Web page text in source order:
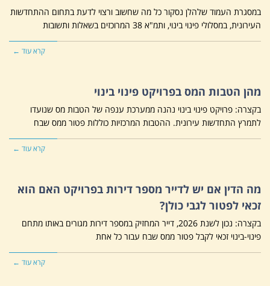
במסגרת העמוד שלהלן נסקור כל מה שחשוב ורצוי לדעת בתחום ההתחדשות
העירונית, במסלולי פינוי בינוי, ותמ"א 38 המרוכזים בשאלות ותשובות
קרא עוד ←
מהן הטבות המס בפרויקט פינוי בינוי
בקצרה: פרויקט פינוי בינוי נהנה ממערכת ענפה של הטבות מס שנועדו
לתמרץ התחדשות עירונית. ההטבות המרכזיות כוללות פטור ממס שבח
קרא עוד ←
מה הדין אם יש לדייר מספר דירות בפרויקט האם הוא
זכאי לפטור לגבי כולן?
בקצרה: נכון לשנת 2026, דייר המחזיק במספר דירות מגורים באותו מתחם
פינוי-בינוי זכאי לקבל פטור ממס שבח עבור כל אחת
קרא עוד ←